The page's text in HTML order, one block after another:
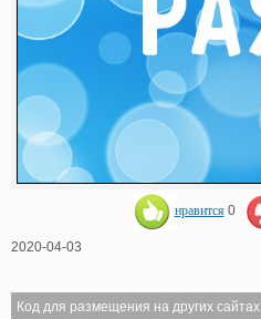
нравится 0
2020-04-03
Код для размещения на других сайтах